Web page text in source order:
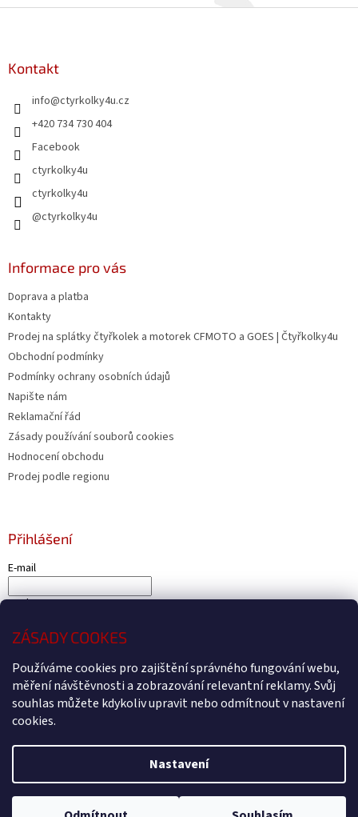
ZÁSADY COOKES
Používáme cookies pro zajištění správného fungování webu,
měření návštěvnosti a zobrazování relevantní reklamy. Svůj
souhlas můžete kdykoliv upravit nebo odmítnout v nastavení
cookies.
Nastavení
l
Kontakt
info@ctyrkolky4u.cz
+420 734 730 404
Facebook
ctyrkolky4u
ctyrkolky4u
@ctyrkolky4u
Informace pro vás
Doprava a platba
Kontakty
Prodej na splátky čtyřkolek a motorek CFMOTO a GOES | Čtyřkolky4u
Obchodní podmínky
Podmínky ochrany osobních údajů
Napište nám
Reklamační řád
Zásady používání souborů cookies
Hodnocení obchodu
Prodej podle regionu
Přihlášení
E-mail
Heslo
PŘIHLÁSIT SE
Nová registraceZapomenuté heslo
Copyright 2026Čtyřkolky4U - Prodej a servis čtyřkolek Kryry.
Všechna práva vyhrazena.Upravit nastavení cookies